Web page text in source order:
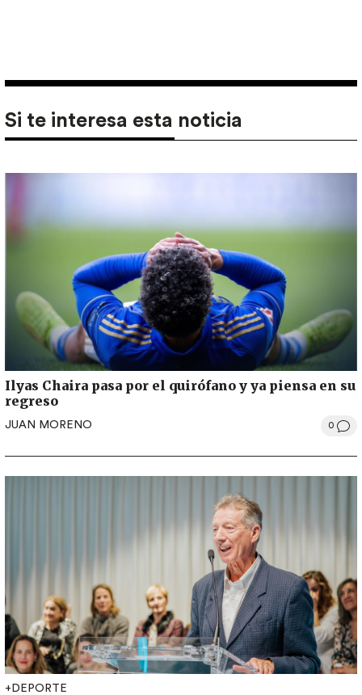
Si te interesa esta noticia
Ilyas Chaira pasa por el quirófano y ya piensa en su
regreso
JUAN MORENO 0
+DEPORTE